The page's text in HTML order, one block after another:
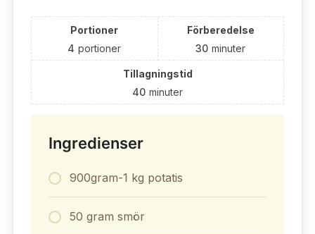
Portioner
4 portioner
Förberedelse
30 minuter
Tillagningstid
40 minuter
Ingredienser
900gram-1 kg potatis
50 gram smör